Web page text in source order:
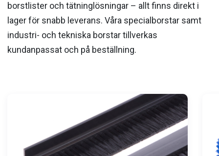
borstlister och tätninglösningar – allt finns direkt i
lager för snabb leverans. Våra specialborstar samt
industri- och tekniska borstar tillverkas
kundanpassat och på beställning.